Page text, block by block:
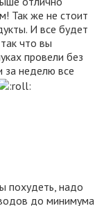
Так же не стоит
И все будет
что вы
провели без
за неделю все
похудеть, надо
до минимума